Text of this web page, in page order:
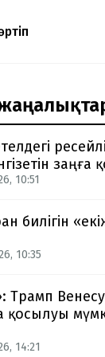
заңға
10:51
билігін
10:35
Трамп
қосылуы
14:21